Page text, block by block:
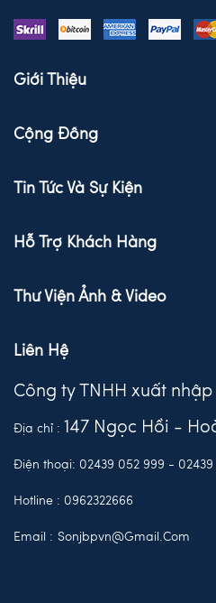
Giới Thiệu
Cộng Đồng
Tin Tức Và Sự Kiện
Hỗ Trợ Khách Hàng
Thư Viện Ảnh & Video
Liên Hệ
Công ty TNHH xuất
Địa chỉ : 147 Ngọc Hồi -
Điện thoại: 02439 052 999 -
Hotline : 0962322666
Email : Sonjbpvn@gmail.com